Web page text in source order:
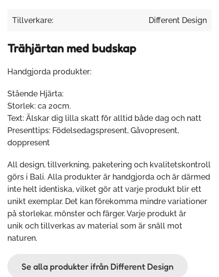
Tillverkare: Different Design
Trähjärtan med budskap
Handgjorda produkter:
Stående Hjärta:
Storlek: ca 20cm.
Text: Älskar dig lilla skatt för alltid både dag och natt
Presenttips: Födelsedagspresent, Gåvopresent,
doppresent
All design, tillverkning, paketering och kvalitetskontroll
görs i Bali. Alla produkter är handgjorda och är därmed
inte helt identiska, vilket gör att varje produkt blir ett
unikt exemplar. Det kan förekomma mindre variationer
på storlekar, mönster och färger. Varje produkt är
unik och tillverkas av material som är snäll mot
naturen.
Se alla produkter ifrån Different Design